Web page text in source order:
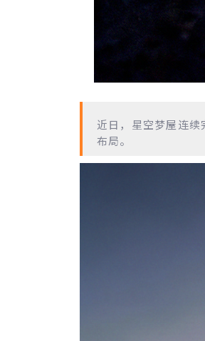
近日，星空梦屋连续
布局。